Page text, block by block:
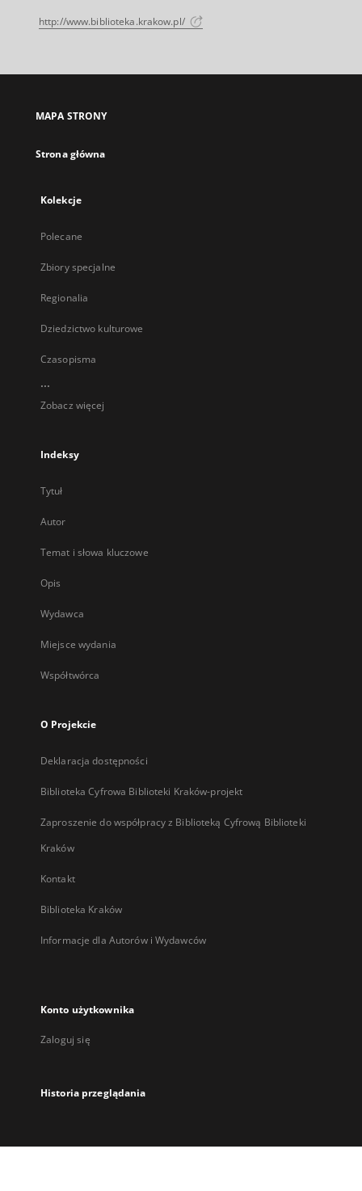
http://www.biblioteka.krakow.pl/
MAPA STRONY
Strona główna
Kolekcje
Polecane
Zbiory specjalne
Regionalia
Dziedzictwo kulturowe
Czasopisma
...
Zobacz więcej
Indeksy
Tytuł
Autor
Temat i słowa kluczowe
Opis
Wydawca
Miejsce wydania
Współtwórca
O Projekcie
Deklaracja dostępności
Biblioteka Cyfrowa Biblioteki Kraków-projekt
Zaproszenie do współpracy z Biblioteką Cyfrową Biblioteki
Kraków
Kontakt
Biblioteka Kraków
Informacje dla Autorów i Wydawców
Konto użytkownika
Zaloguj się
Historia przeglądania